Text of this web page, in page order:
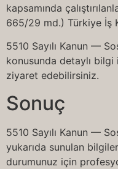
kapsamında
665/29 md.) Türkiye İş
5510 Sayılı Kanun —
konusunda detaylı bilgi
ziyaret edebilirsiniz.
Sonuç
5510 Sayılı Kanun —
yukarıda sunulan
durumunuz için